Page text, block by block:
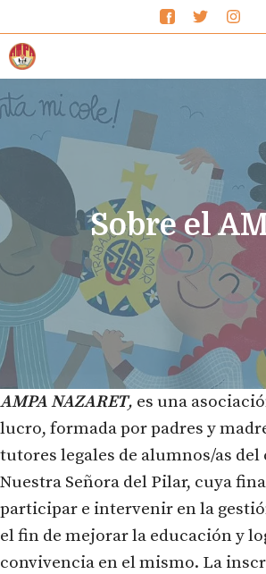
al
contenido
Sobre el
AMPA NAZARET, es una
lucro, formada por padres y
tutores legales de alumnos/as
Nuestra Señora del Pilar, cuya
participar e intervenir en la
el fin de mejorar la educación y
convivencia en el mismo. La